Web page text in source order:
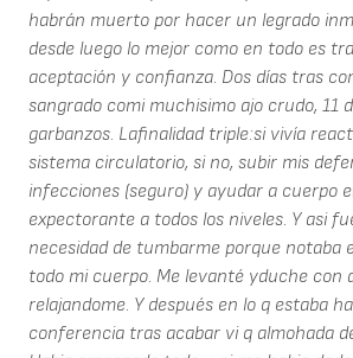
habrán muerto por hacer un legrado
desde luego lo mejor como en todo es
aceptación y confianza. Dos días tras
sangrado comi muchisimo ajo crudo, 11
garbanzos. Lafinalidad triple:si vivía
sistema circulatorio, si no, subir mis
infecciones (seguro) y ayudar a cuerpo
expectorante a todos los niveles. Y asi
necesidad de tumbarme porque notaba
todo mi cuerpo. Me levanté yduche con
relajandome. Y después en lo q estaba
conferencia tras acabar vi q almohada